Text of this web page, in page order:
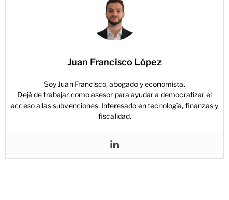
Juan Francisco López
Soy Juan Francisco, abogado y economista.
Dejé de trabajar como asesor para ayudar a democratizar el
acceso a las subvenciones. Interesado en tecnología, finanzas y
fiscalidad.